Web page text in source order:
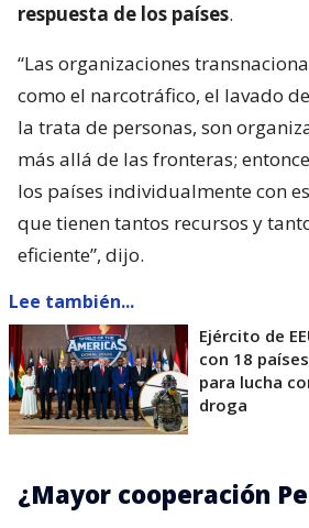
respuesta de los países.
“Las organizaciones
como el narcotráfico, el lavado
la trata de personas, son
más allá de las fronteras;
los países individualmente con
que tienen tantos recursos y
eficiente”, dijo.
Lee también...
Ejército de
con 18
para lucha
droga
¿Mayor cooperación